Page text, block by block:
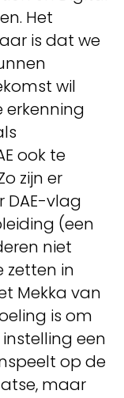
Het
is dat we
wil
erkenning
ook te
zijn er
vlag
(een
niet
zetten in
Mekka van
is om
een
op de
maar